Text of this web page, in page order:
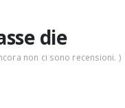
die
non ci sono recensioni. )